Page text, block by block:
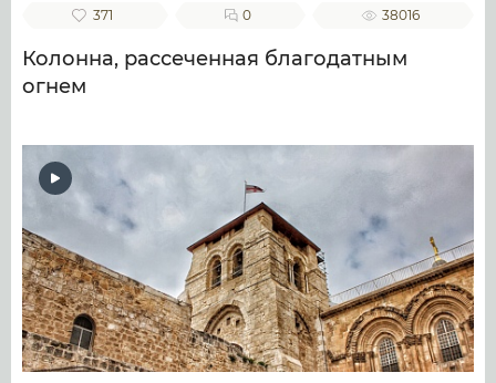
371 0 38016
Колонна, рассеченная благодатным
огнем